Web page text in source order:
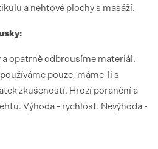
a nehtové plochy s masáží.
a opatrně odbrousíme materiál.
pouze, máme-li s
zkušeností. Hrozí poranění a
Výhoda - rychlost. Nevýhoda -